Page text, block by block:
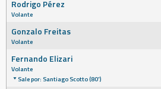
Rodrigo Pérez
Volante
Gonzalo Freitas
Volante
Fernando Elizari
Volante
Sale por: Santiago Scotto (80')